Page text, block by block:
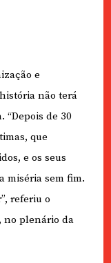
e
não terá
“Depois de 30
que
e os seus
miséria sem fim.
referiu o
no plenário da